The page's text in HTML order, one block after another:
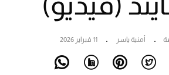
أمنية ياسر 11 فبراير 2026